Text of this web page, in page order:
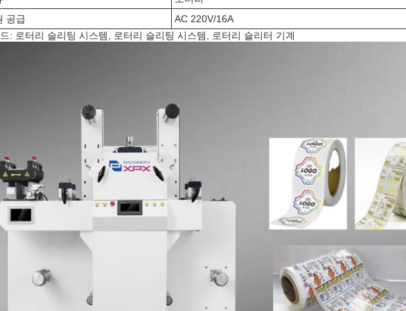
공급
AC 220V/16A
: 로터리 슬리팅 시스템, 로터리 슬리팅 시스템, 로터리 슬리터 기계